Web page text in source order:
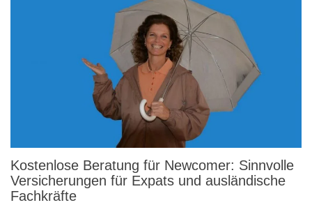
Kostenlose Beratung für Newcomer: Sinnvolle
Versicherungen für Expats und ausländische
Fachkräfte